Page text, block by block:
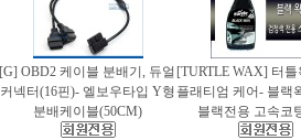
[G] OBD2 케이블 분배기, 듀얼
커넥터(16핀)- 엘보우타입 Y형
분배케이블(50CM)
[TURTLE WAX] 터
플래티엄 케어- 블랙
블랙전용 고속코